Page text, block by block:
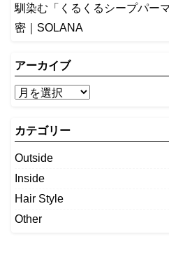
馴染む「くるくるシープパー
密｜SOLANA
アーカイブ
カテゴリー
Outside
Inside
Hair Style
Other